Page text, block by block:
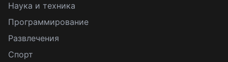
Наука и техника
Программирование
Развлечения
Спорт